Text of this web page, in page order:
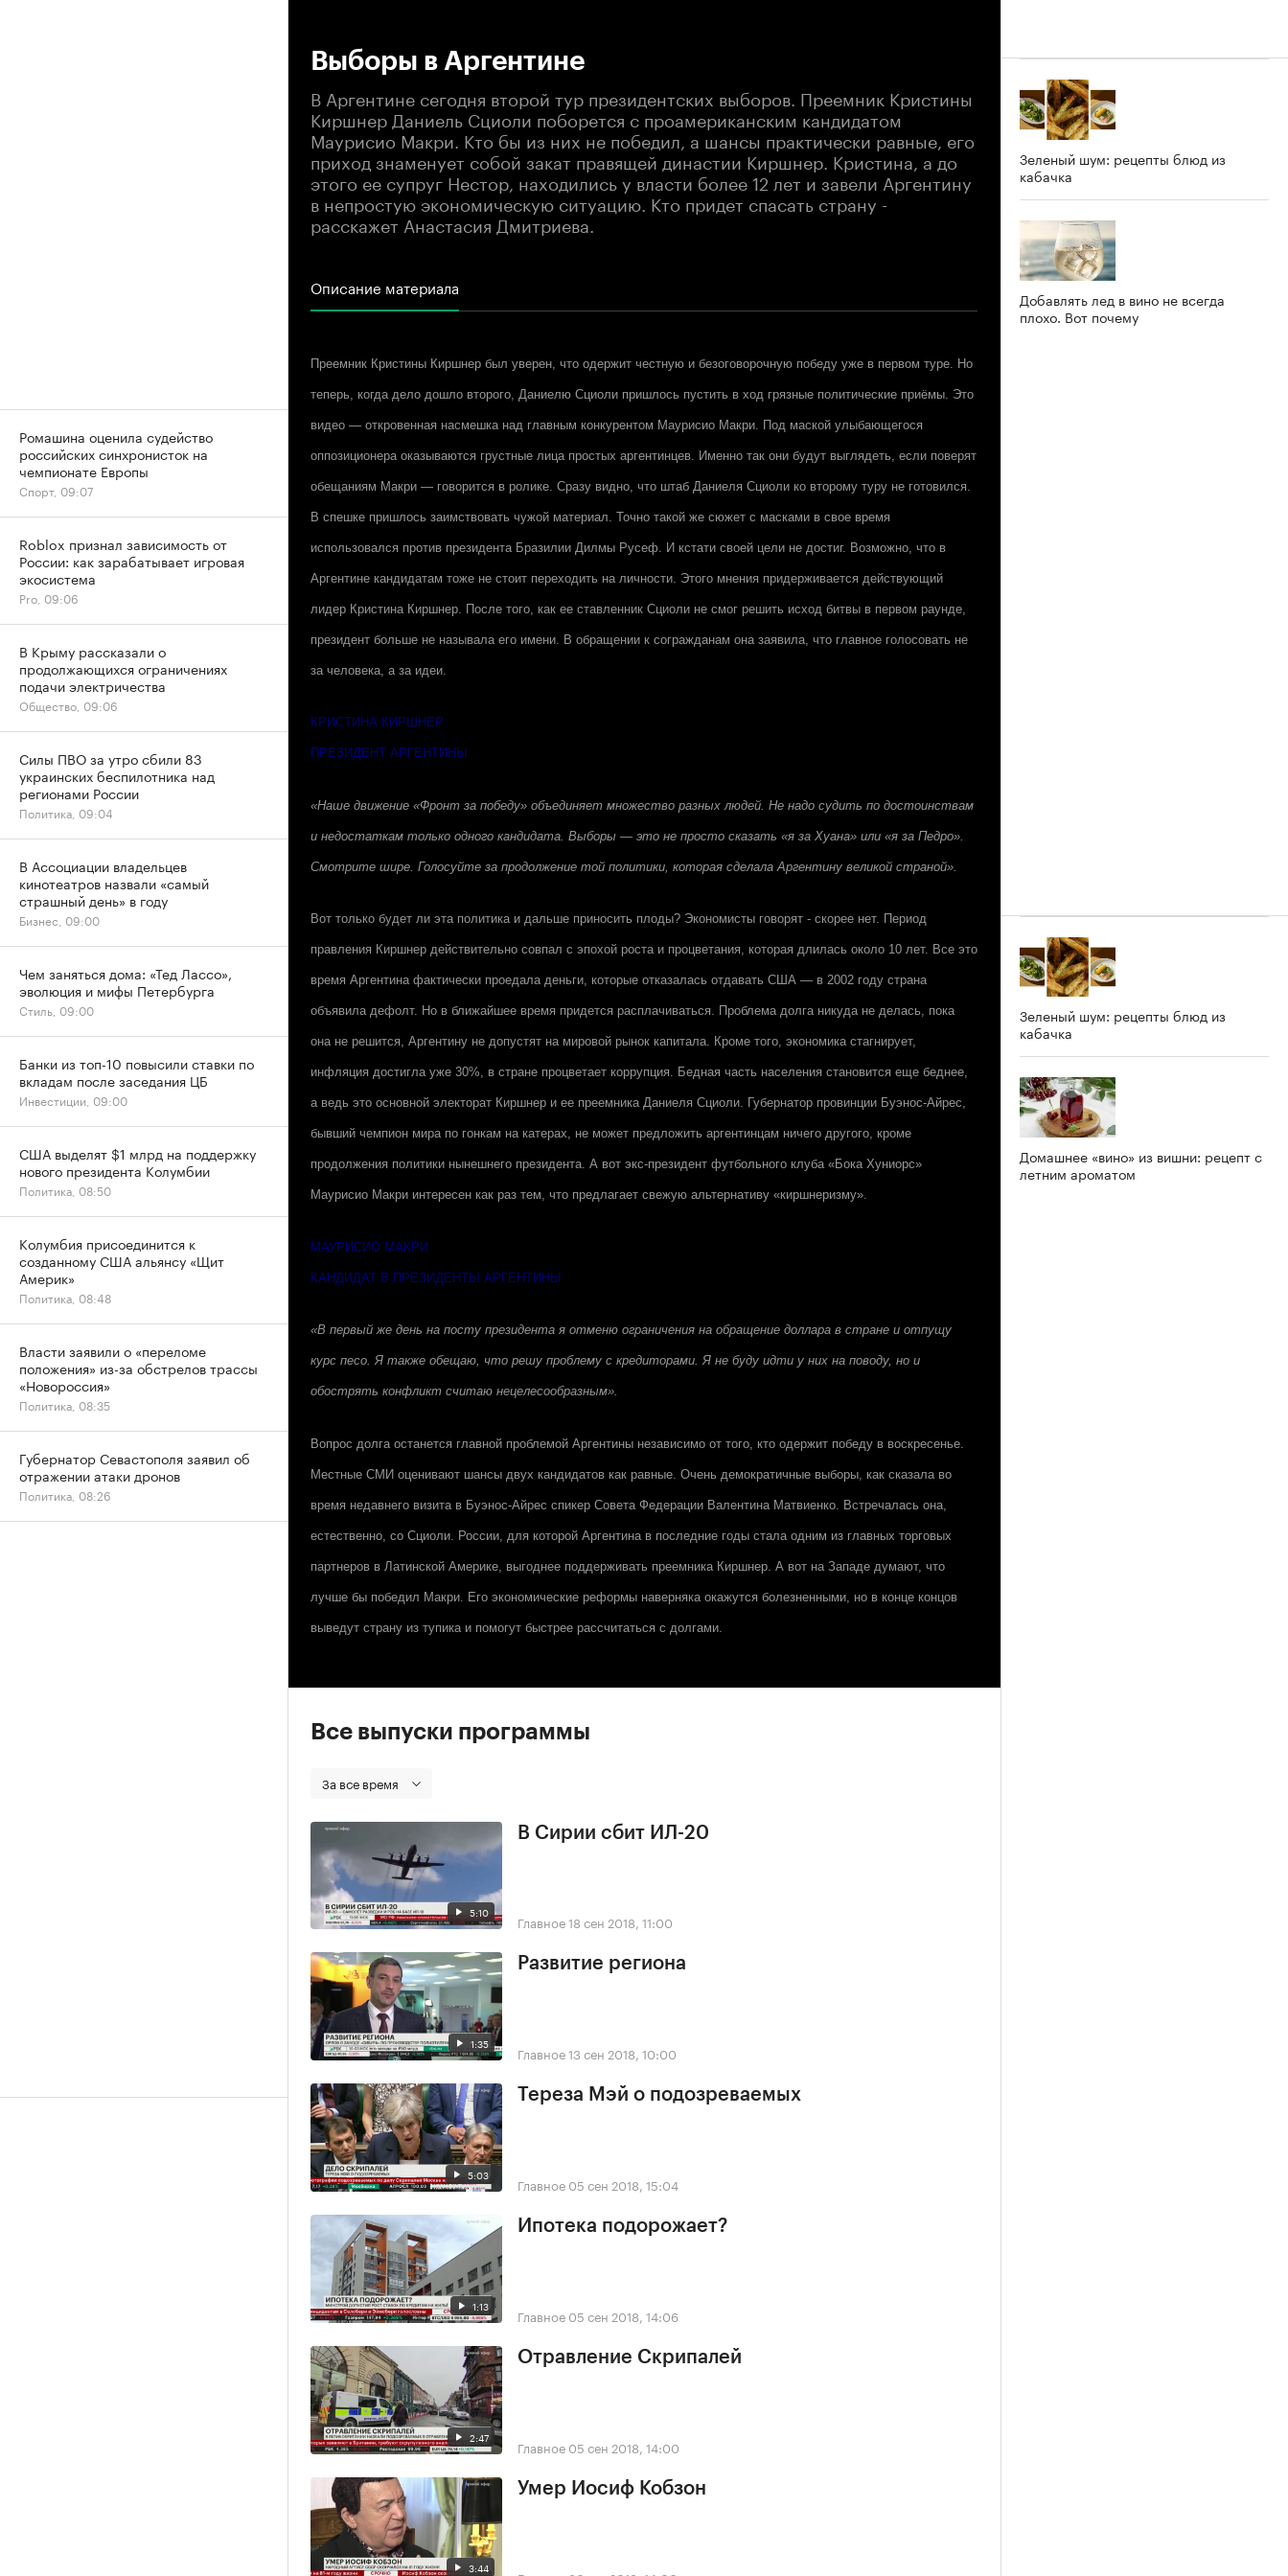
Выборы в Аргентине
В Аргентине сегодня второй тур президентских выборов. Преемник Кристины
Киршнер Даниель Сциоли поборется с проамериканским кандидатом
Маурисио Макри. Кто бы из них не победил, а шансы практически равные, его
приход знаменует собой закат правящей династии Киршнер. Кристина, а до
этого ее супруг Нестор, находились у власти более 12 лет и завели Аргентину
в непростую экономическую ситуацию. Кто придет спасать страну -
расскажет Анастасия Дмитриева.
Описание материала
Преемник Кристины Киршнер был уверен, что одержит честную и безоговорочную победу уже в первом туре. Но
теперь, когда дело дошло второго, Даниелю Сциоли пришлось пустить в ход грязные политические приёмы. Это
видео — откровенная насмешка над главным конкурентом Маурисио Макри. Под маской улыбающегося
оппозиционера оказываются грустные лица простых аргентинцев. Именно так они будут выглядеть, если поверят
обещаниям Макри — говорится в ролике. Сразу видно, что штаб Даниеля Сциоли ко второму туру не готовился.
В спешке пришлось заимствовать чужой материал. Точно такой же сюжет с масками в свое время
использовался против президента Бразилии Дилмы Русеф. И кстати своей цели не достиг. Возможно, что в
Аргентине кандидатам тоже не стоит переходить на личности. Этого мнения придерживается действующий
лидер Кристина Киршнер. После того, как ее ставленник Сциоли не смог решить исход битвы в первом раунде,
президент больше не называла его имени. В обращении к согражданам она заявила, что главное голосовать не
за человека, а за идеи.
КРИСТИНА КИРШНЕР
ПРЕЗИДЕНТ АРГЕНТИНЫ
«Наше движение «Фронт за победу» объединяет множество разных людей. Не надо судить по достоинствам
и недостаткам только одного кандидата. Выборы — это не просто сказать «я за Хуана» или «я за Педро».
Смотрите шире. Голосуйте за продолжение той политики, которая сделала Аргентину великой страной».
Вот только будет ли эта политика и дальше приносить плоды? Экономисты говорят - скорее нет. Период
правления Киршнер действительно совпал с эпохой роста и процветания, которая длилась около 10 лет. Все это
время Аргентина фактически проедала деньги, которые отказалась отдавать США — в 2002 году страна
объявила дефолт. Но в ближайшее время придется расплачиваться. Проблема долга никуда не делась, пока
она не решится, Аргентину не допустят на мировой рынок капитала. Кроме того, экономика стагнирует,
инфляция достигла уже 30%, в стране процветает коррупция. Бедная часть населения становится еще беднее,
а ведь это основной электорат Киршнер и ее преемника Даниеля Сциоли. Губернатор провинции Буэнос-Айрес,
бывший чемпион мира по гонкам на катерах, не может предложить аргентинцам ничего другого, кроме
продолжения политики нынешнего президента. А вот экс-президент футбольного клуба «Бока Хуниорс»
Маурисио Макри интересен как раз тем, что предлагает свежую альтернативу «киршнеризму».
МАУРИСИО МАКРИ
КАНДИДАТ В ПРЕЗИДЕНТЫ АРГЕНТИНЫ
«В первый же день на посту президента я отменю ограничения на обращение доллара в стране и отпущу
курс песо. Я также обещаю, что решу проблему с кредиторами. Я не буду идти у них на поводу, но и
обострять конфликт считаю нецелесообразным».
Вопрос долга останется главной проблемой Аргентины независимо от того, кто одержит победу в воскресенье.
Местные СМИ оценивают шансы двух кандидатов как равные. Очень демократичные выборы, как сказала во
время недавнего визита в Буэнос-Айрес спикер Совета Федерации Валентина Матвиенко. Встречалась она,
естественно, со Сциоли. России, для которой Аргентина в последние годы стала одним из главных торговых
партнеров в Латинской Америке, выгоднее поддерживать преемника Киршнер. А вот на Западе думают, что
лучше бы победил Макри. Его экономические реформы наверняка окажутся болезненными, но в конце концов
выведут страну из тупика и помогут быстрее рассчитаться с долгами.
Все выпуски программы
За все время
5:10
В Сирии сбит ИЛ-20
Главное18 сен 2018, 11:00
1:35
Развитие региона
Главное13 сен 2018, 10:00
5:03
Тереза Мэй о подозреваемых
Главное 05 сен 2018, 15:04
1:13
Ипотека подорожает?
Главное 05 сен 2018, 14:06
2:47
Отравление Скрипалей
Главное 05 сен 2018, 14:00
3:44
Умер Иосиф Кобзон
Зеленый шум: рецепты блюд из
кабачка
Добавлять лед в вино не всегда
плохо. Вот почему
Зеленый шум: рецепты блюд из
кабачка
Домашнее «вино» из вишни: рецепт с
летним ароматом
Ромашина оценила судейство
российских синхронисток на
чемпионате Европы
Спорт, 09:07
Roblox признал зависимость от
России: как зарабатывает игровая
экосистема
Pro, 09:06
В Крыму рассказали о
продолжающихся ограничениях
подачи электричества
Общество, 09:06
Силы ПВО за утро сбили 83
украинских беспилотника над
регионами России
Политика, 09:04
В Ассоциации владельцев
кинотеатров назвали «самый
страшный день» в году
Бизнес, 09:00
Чем заняться дома: «Тед Лассо»,
эволюция и мифы Петербурга
Стиль, 09:00
Банки из топ-10 повысили ставки по
вкладам после заседания ЦБ
Инвестиции, 09:00
США выделят $1 млрд на поддержку
нового президента Колумбии
Политика, 08:50
Колумбия присоединится к
созданному США альянсу «Щит
Америк»
Политика, 08:48
Власти заявили о «переломе
положения» из-за обстрелов трассы
«Новороссия»
Политика, 08:35
Губернатор Севастополя заявил об
отражении атаки дронов
Политика, 08:26